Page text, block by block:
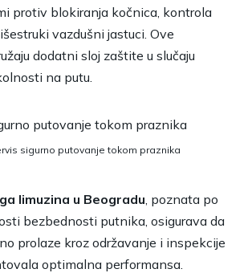
protiv blokiranja kočnica, kontrola
vazdušni jastuci. Ove
dodatni sloj zaštite u slučaju
na putu.
sigurno putovanje tokom praznika
limuzina u Beogradu , poznata po
bezbednosti putnika, osigurava da
prolaze kroz održavanje i inspekcije
optimalna performansa.